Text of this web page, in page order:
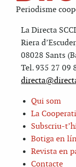
Periodisme
La Directa
Riera
08028 Sants
Tel. 935 27 09
Qui som
La
Subscriu-
Botiga en
Revista en
Contacte